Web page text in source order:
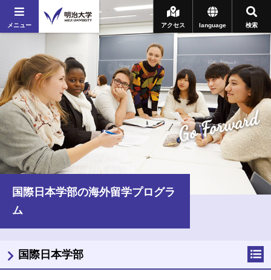
メニュー 検索
language
アクセス
Go Forward
国際日本学部の海外留学プログラ
ム
国際日本学部